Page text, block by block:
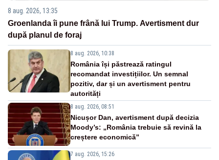
8 aug. 2026, 13:35
Groenlanda îi pune frână lui Trump. Avertisment dur
după planul de foraj
8 aug. 2026, 10:38
România își păstrează ratingul
recomandat investițiilor. Un semnal
pozitiv, dar și un avertisment pentru
autorități
8 aug. 2026, 08:51
Nicușor Dan, avertisment după decizia
Moody’s: „România trebuie să revină la
creștere economică”
7 aug. 2026, 15:26